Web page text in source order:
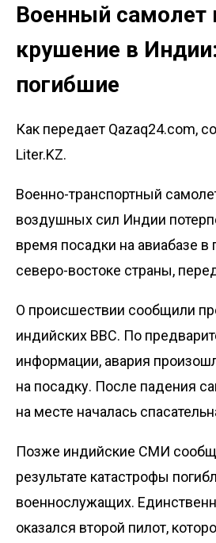
Военный самолет
крушение в
погибшие
Как передает Qazaq24.com,
Liter.KZ.
Военно-транспортный
воздушных сил Индии
время посадки на авиабазе в
северо-востоке страны,
О происшествии сообщили
индийских ВВС. По
информации, авария
на посадку. После падения
на месте началась
Позже индийские СМИ
результате катастрофы
военнослужащих.
оказался второй пилот,